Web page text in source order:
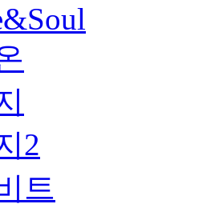
2
트